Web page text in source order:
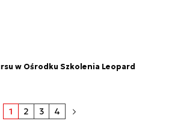
w Ośrodku Szkolenia Leopard
1 2 3 4